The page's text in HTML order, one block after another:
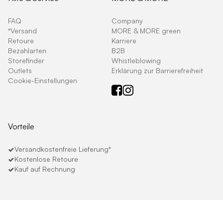
FAQ
*Versand
Retoure
Bezahlarten
Storefinder
Outlets
Cookie-Einstellungen
Company
MORE & MORE green
Karriere
B2B
Whistleblowing
Erklärung zur Barrierefreiheit
Vorteile
Versandkostenfreie Lieferung*
Kostenlose Retoure
Kauf auf Rechnung